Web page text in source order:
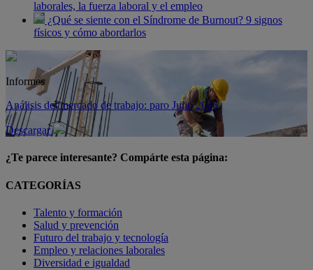
laborales, la fuerza laboral y el empleo
¿Qué se siente con el Síndrome de Burnout? 9 signos
físicos y cómo abordarlos
Informes
Análisis del mercado de trabajo: paro Julio 2026
Descargar
¿Te parece interesante? Compárte esta página:
CATEGORÍAS
Talento y formación
Salud y prevención
Futuro del trabajo y tecnología
Empleo y relaciones laborales
Diversidad e igualdad